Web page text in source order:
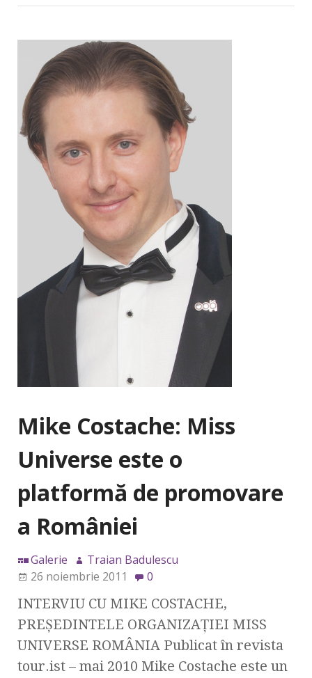
Mike Costache: Miss
Universe este o
platformă de promovare
a României
Galerie
Traian Badulescu
26 noiembrie 2011
0
INTERVIU CU MIKE COSTACHE,
PREŞEDINTELE ORGANIZAŢIEI MISS
UNIVERSE ROMÂNIA Publicat în revista
tour.ist – mai 2010 Mike Costache este un